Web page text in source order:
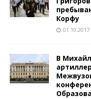
Корфу
01.10.2017
В